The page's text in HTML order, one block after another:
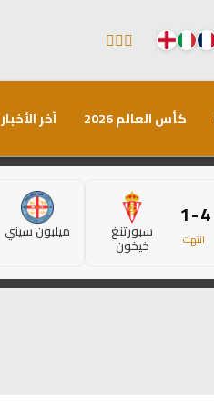
كأس العالم 2026 آخر الأخبار
4 - 1
انتهت سبورتنغ
خيخون
ميلبون سيتي